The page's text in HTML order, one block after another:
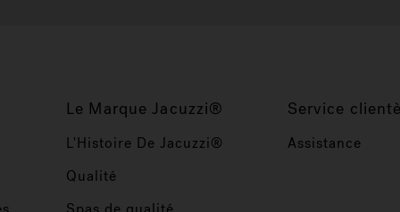
Le Marque Jacuzzi®
L'Histoire De Jacuzzi®
Qualité
Service
Assistance